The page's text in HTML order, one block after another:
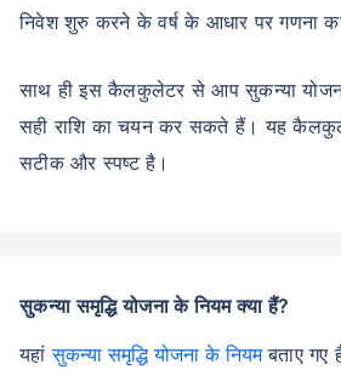
निवेश शुरु करने के वर्ष के आधार पर गणना
साथ ही इस कैलकुलेटर से आप सुकन्या
सही राशि का चयन कर सकते हैं। यह
सटीक और स्पष्ट है।
सुकन्या समृद्धि योजना के नियम क्या हैं?
यहांसुकन्या समृद्धि योजना के नियमबताए गए